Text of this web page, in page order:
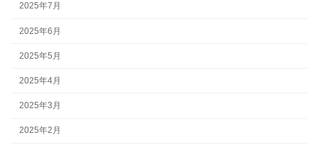
2025年7月
2025年6月
2025年5月
2025年4月
2025年3月
2025年2月